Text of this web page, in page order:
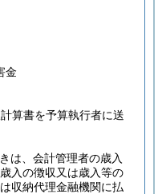
金
算書を予算執行者に送
は、会計管理者の歳入
入の徴収又は歳入等の
収納代理金融機関に払